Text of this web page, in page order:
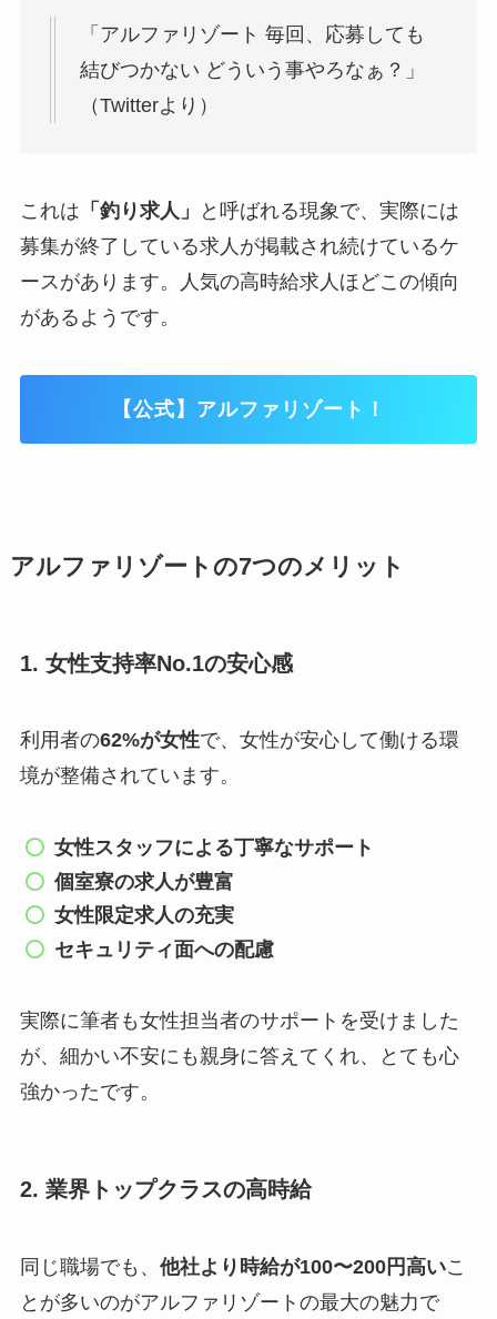
「アルファリゾート 毎回、応募しても
結びつかない どういう事やろなぁ？」
（Twitterより）
これは 「釣り求人」
と呼ばれる現象で、実際には
募集が終了している求人が掲載され続けているケ
ースがあります。人気の高時給求人ほどこの傾向
があるようです。
【公式】アルファリゾート！
アルファリゾートの7つのメリット
1. 女性支持率No.1の安心感
利用者の62%が女性で、女性が安心して働ける環
境が整備されています。
女性スタッフによる丁寧なサポート
個室寮の求人が豊富
女性限定求人の充実
セキュリティ面への配慮
実際に筆者も女性担当者のサポートを受けました
が、細かい不安にも親身に答えてくれ、とても心
強かったです。
2. 業界トップクラスの高時給
同じ職場でも、 他社より時給が100〜200円高いこ
とが多いのがアルファリゾートの最大の魅力で